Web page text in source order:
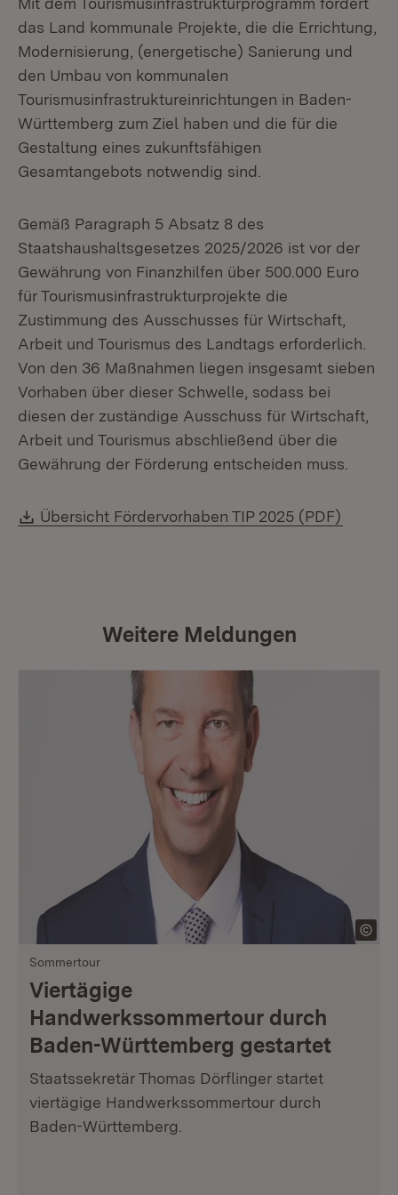
das Land kommunale Projekte, die die Errichtung,
Modernisierung, (energetische) Sanierung und
den Umbau von kommunalen
Tourismusinfrastruktureinrichtungen in Baden-
Württemberg zum Ziel haben und die für die
Gestaltung eines zukunftsfähigen
Gesamtangebots notwendig sind.
Gemäß Paragraph 5 Absatz 8 des
Staatshaushaltsgesetzes 2025/2026 ist vor der
Gewährung von Finanzhilfen über 500.000 Euro
für Tourismusinfrastrukturprojekte die
Zustimmung des Ausschusses für Wirtschaft,
Arbeit und Tourismus des Landtags erforderlich.
Von den 36 Maßnahmen liegen insgesamt sieben
Vorhaben über dieser Schwelle, sodass bei
diesen der zuständige Ausschuss für Wirtschaft,
Arbeit und Tourismus abschließend über die
Gewährung der Förderung entscheiden muss.
Download:
Übersicht Fördervorhaben TIP 2025 (PDF)
Weitere Meldungen
Sommertour
Viertägige
Handwerkssommertour durch
Baden-Württemberg gestartet
Staatssekretär Thomas Dörflinger startet
viertägige Handwerkssommertour durch
Baden-Württemberg.